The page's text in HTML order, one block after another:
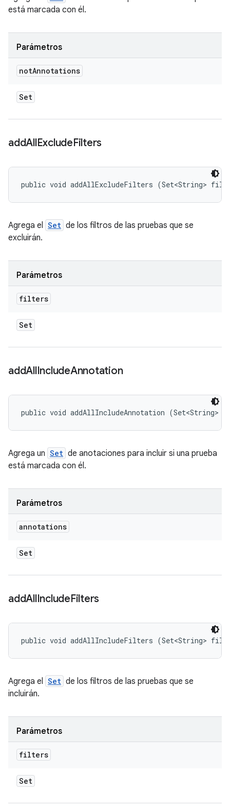
está marcada con él.
Parámetros
notAnnotations
Set
addAllExcludeFilters
public void addAllExcludeFilters (Set<String>
Agrega el Set de los filtros de las pruebas que se
excluirán.
Parámetros
filters
Set
addAllIncludeAnnotation
public void addAllIncludeAnnotation (Set<String>
Agrega un Set de anotaciones para incluir si una prueba
está marcada con él.
Parámetros
annotations
Set
addAllIncludeFilters
public void addAllIncludeFilters (Set<String>
Agrega el Set de los filtros de las pruebas que se
incluirán.
Parámetros
filters
Set